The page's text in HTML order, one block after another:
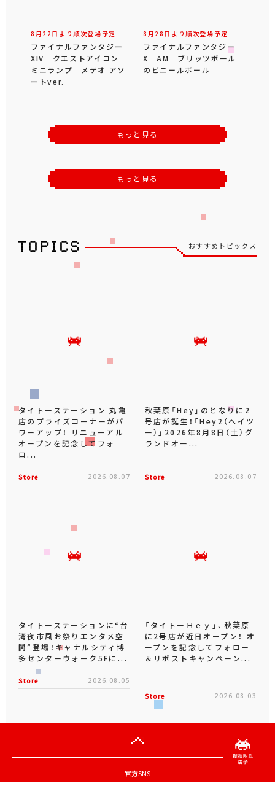
8月22日より順次登場予定
ファイナルファンタジー
XIV クエストアイコン
ミニランプ メテオ アソ
ートver.
8月28日より順次登場予定
ファイナルファンタジー
X AM ブリッツボール
のビニールボール
もっと見る
もっと見る
おすすめトピックス
タイトーステーション 丸亀
店のプライズコーナーがパ
ワーアップ！ リニューアル
オープンを記念してフォ
ロ...
Store 2026.08.07
秋葉原「Hey」のとなりに2
号店が誕生！「Hey2（ヘイツ
ー）」2026年8月8日（土）グ
ランドオー...
Store 2026.08.07
タイトーステーションに“台
湾夜市風お祭りエンタメ空
間”登場！キャナルシティ博
多センターウォーク5Fに...
Store 2026.08.05
「タイトーＨｅｙ」、秋葉原
に2号店が近日オープン！ オ
ープンを記念してフォロー
＆リポストキャンペーン...
Store 2026.08.03
官方SNS